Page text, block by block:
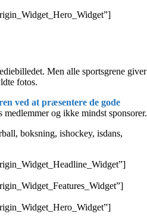
Men alle sportsgrene giver
fotos.
ved at præsentere de gode
medlemmer og ikke mindst sponsorer.
boksning, ishockey, isdans,